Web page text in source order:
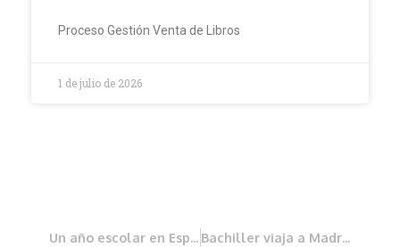
Proceso Gestión Venta de Libros
1 de julio de 2026
Un año escolar en España Bachiller viaja a Madrid